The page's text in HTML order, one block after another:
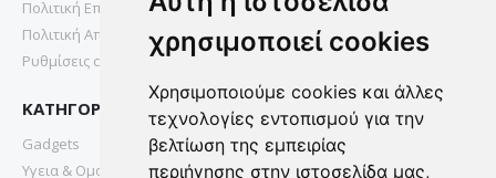
χρησιμοποιεί cookies
Χρησιμοποιούμε cookies και άλλες
τεχνολογίες εντοπισμού για την
βελτίωση της εμπειρίας
περιήγησης στην ιστοσελίδα μας,
Πολιτική Επιστροφών
Πολιτική Απορρήτου
Ρυθμίσεις cookies
ΚΑΤΗΓΟΡΙΕΣ
Gadgets
Υγεια & Ομορφια